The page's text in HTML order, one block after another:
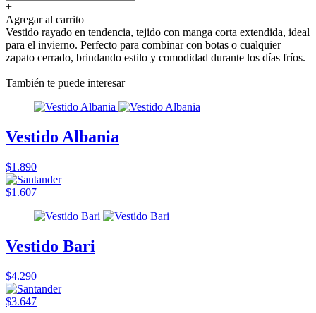
+
Agregar al carrito
Vestido rayado en tendencia, tejido con manga corta extendida, ideal
para el invierno. Perfecto para combinar con botas o cualquier
zapato cerrado, brindando estilo y comodidad durante los días fríos.
También te puede interesar
Vestido Albania
$1.890
$1.607
Vestido Bari
$4.290
$3.647